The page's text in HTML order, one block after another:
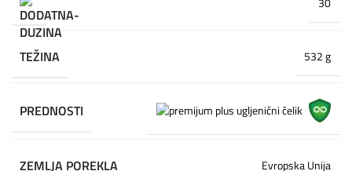
TEŽINA 532 g
PREDNOSTI
ZEMLJA POREKLA Evropska Unija